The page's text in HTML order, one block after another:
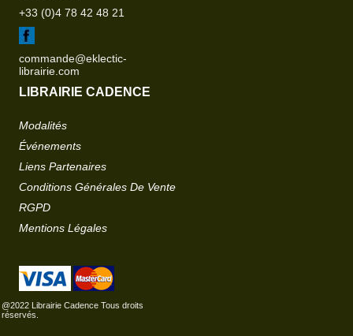
+33 (0)4 78 42 48 21
commande@eklectic-
librairie.com
LIBRAIRIE CADENCE
Modalités
Événements
Liens Partenaires
Conditions Générales De Vente
RGPD
Mentions Légales
@2022 Librairie Cadence Tous droits
réservés.